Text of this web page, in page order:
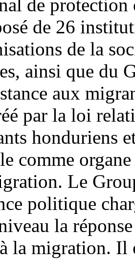
de protection
de 26
de la
ainsi que du
aux
par la loi
honduriens
comme
Le
politique
la
la migration. Il